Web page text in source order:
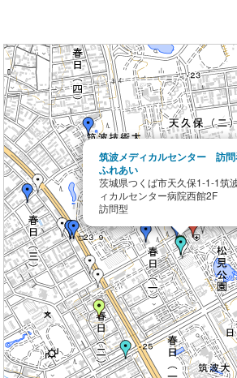
筑波メディカルセンター 訪
ふれあい
茨城県つくば市天久保1-1-1筑
ィカルセンター病院西館2F
訪問型